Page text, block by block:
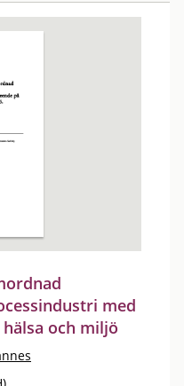
med
och miljö